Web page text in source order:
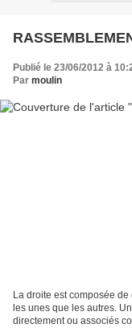
Publié le 23/06/2012 à
Par moulin
La droite est composée
les unes que les autres.
directement ou associés